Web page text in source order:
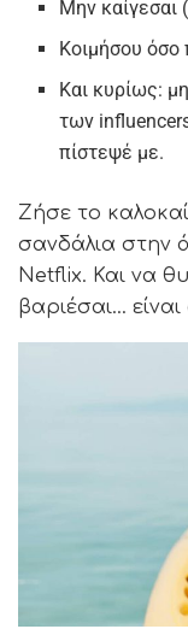
Μην καίγεσαι
Κοιμήσου όσο
Και κυρίως:
των
πίστεψέ με.
Ζήσε το
σανδάλια στην
Netflix. Και να
βαριέσαι…